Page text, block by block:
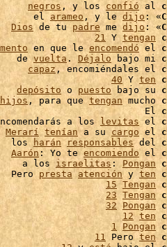
negros , y los confió al
el arameo , y le dijo : «
Dios de tu padre me dijo: «
21 Y tengan
en que le encomendó el
de vuelta. Déjalo bajo mi
capaz , encomiéndales el
40 Y ten
depósito o puesto bajo su
hijos, para que tengan mucho
El
a los levitas el
Merarí tenían a su cargo el
los harán responsables del
Aarón: Yo te encomiendo el
a los israelitas : Pongan
Pero presta atención y ten
15 Tengan
23 Tengan
32 Pongan
12 ten
1 Pongan
11 Pero ten